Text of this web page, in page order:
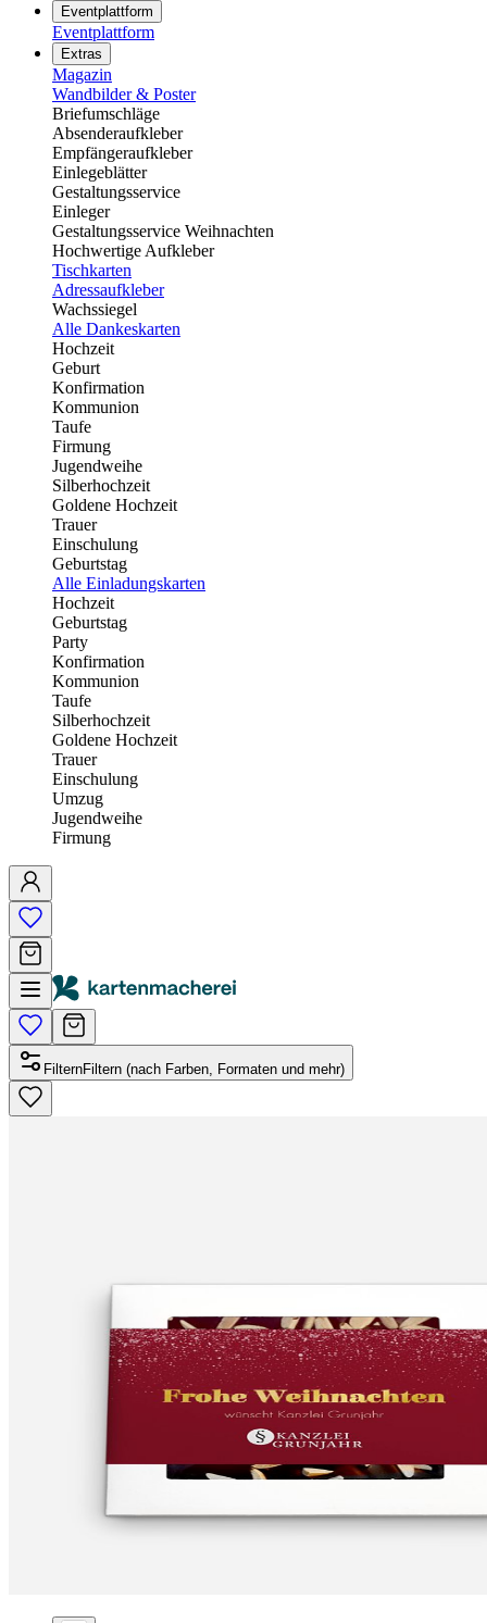
Eventplattform
Eventplattform
Extras
Magazin
Wandbilder & Poster
Briefumschläge
Absenderaufkleber
Empfängeraufkleber
Einlegeblätter
Gestaltungsservice
Einleger
Gestaltungsservice Weihnachten
Hochwertige Aufkleber
Tischkarten
Adressaufkleber
Wachssiegel
Alle Dankeskarten
Hochzeit
Geburt
Konfirmation
Kommunion
Taufe
Firmung
Jugendweihe
Silberhochzeit
Goldene Hochzeit
Trauer
Einschulung
Geburtstag
Alle Einladungskarten
Hochzeit
Geburtstag
Party
Konfirmation
Kommunion
Taufe
Silberhochzeit
Goldene Hochzeit
Trauer
Einschulung
Umzug
Jugendweihe
Firmung
FilternFiltern (nach Farben, Formaten und mehr)